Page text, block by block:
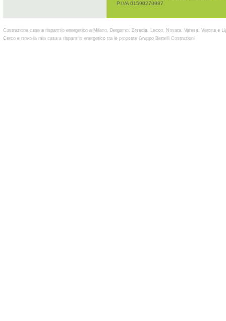
P.IVA 01590270987
Costruzione case a risparmio energetico a Milano, Bergamo, Brescia, Lecco, Novara, Varese, Verona e
Cerco e trovo la mia casa a risparmio energetico tra le proposte Gruppo Bertelli Costruzioni